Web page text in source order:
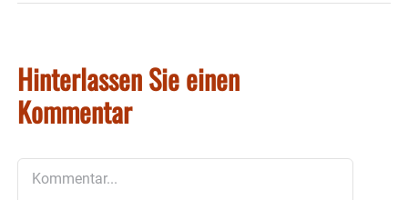
Hinterlassen Sie einen
Kommentar